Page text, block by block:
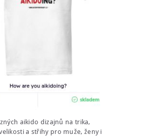
aikido dizajnů na trika,
a střihy pro muže, ženy i